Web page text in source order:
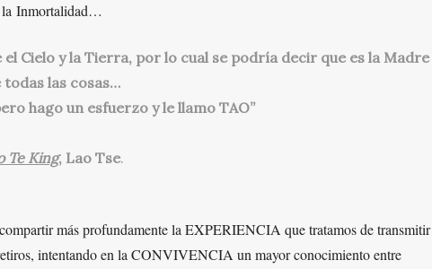
laInmortalidad…
Cielo y la Tierra, por lo cual se podría decir que es la Madre
todas las cosas…
hago un esfuerzo y le llamo TAO”
Te King, Lao Tse.
más profundamente la EXPERIENCIA que tratamos de transmitir
intentando en la CONVIVENCIA un mayor conocimiento entre